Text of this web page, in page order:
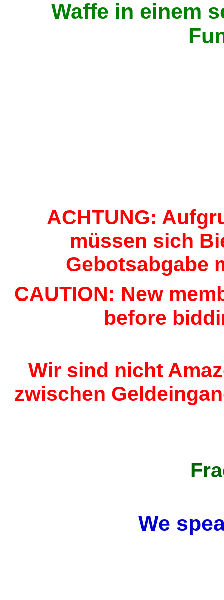
Waffe in einem
ACHTUNG:
müssen sich
Gebotsabgabe
CAUTION: New
before
Wir sind nicht
zwischen
We